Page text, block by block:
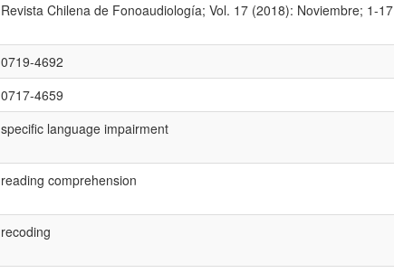
Revista Chilena de Fonoaudiología; Vol. 17 (2018): Noviembre; 1-17
0719-4692
0717-4659
specific language impairment
reading comprehension
recoding